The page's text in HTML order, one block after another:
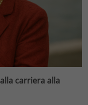
carriera alla